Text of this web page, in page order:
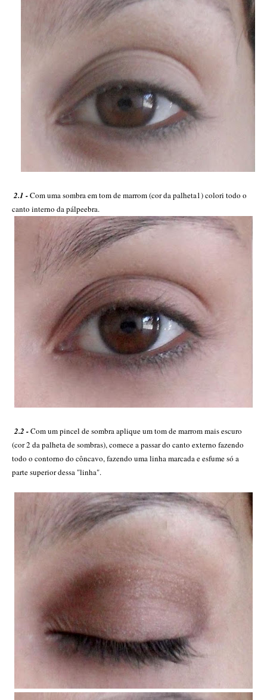
2.1 -Com uma sombra em tom de marrom (cor da palheta1) colori todo o
canto interno da pálpeebra.
2.2 -Com um pincel de sombra aplique um tom de marrom mais escuro
(cor 2 da palheta de sombras), comece a passar do canto externo fazendo
todo o contorno do côncavo, fazendo uma linha marcada e esfume só a
parte superior dessa "linha".